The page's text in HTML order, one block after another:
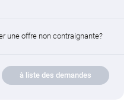
une offre non contraignante?
à liste des demandes